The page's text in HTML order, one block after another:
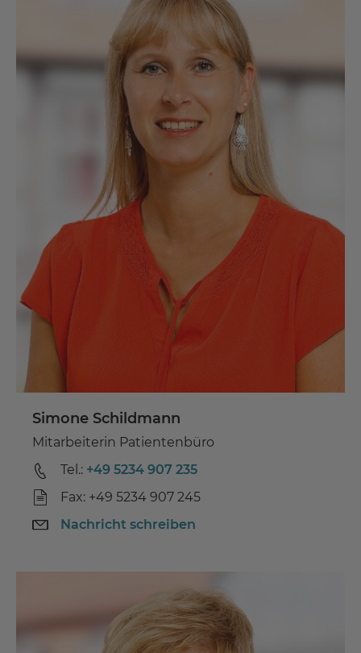
Simone Schildmann
Mitarbeiterin Patientenbüro
Tel.: +49 5234 907 235
Fax: +49 5234 907 245
Nachricht schreiben